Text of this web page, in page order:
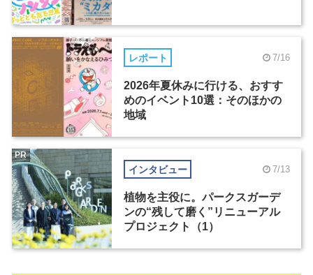
レポート 7/16
2026年夏休みに行ける、おすす
めのイベント10選：そのほかの
地域
インタビュー 7/13
植物を主役に。パークスガーデ
ンの“残して磨く”リニューアル
プロジェクト（1）
PR